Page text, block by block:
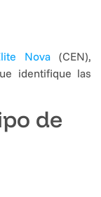
Nova (CEN),
identifique las
de